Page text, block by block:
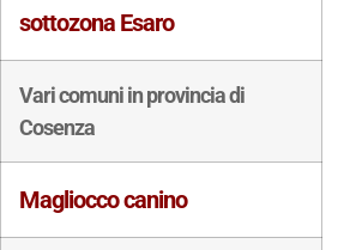
sottozona Esaro
Vari comuni in provincia di
Cosenza
Magliocco canino